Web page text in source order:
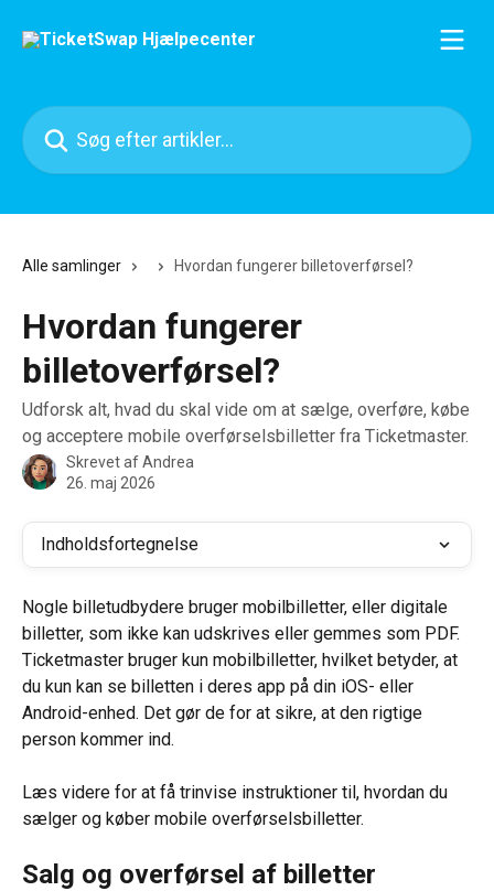
Søg efter artikler...
Alle samlinger Hvordan fungerer billetoverførsel?
Hvordan fungerer
billetoverførsel?
Udforsk alt, hvad du skal vide om at sælge, overføre, købe
og acceptere mobile overførselsbilletter fra Ticketmaster.
Skrevet afAndrea
26. maj 2026
Indholdsfortegnelse
Nogle billetudbydere bruger mobilbilletter, eller digitale
billetter, som ikke kan udskrives eller gemmes som PDF.
Ticketmaster bruger kun mobilbilletter, hvilket betyder, at
du kun kan se billetten i deres app på din iOS- eller
Android-enhed. Det gør de for at sikre, at den rigtige
person kommer ind.
Læs videre for at få trinvise instruktioner til, hvordan du
sælger og køber mobile overførselsbilletter.
Salg og overførsel af billetter